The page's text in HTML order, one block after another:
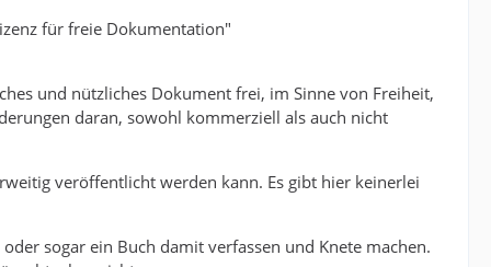
für freie Dokumentation"
und nützliches Dokument frei, im Sinne von Freiheit,
daran, sowohl kommerziell als auch nicht
veröffentlicht werden kann. Es gibt hier keinerlei
sogar ein Buch damit verfassen und Knete machen.